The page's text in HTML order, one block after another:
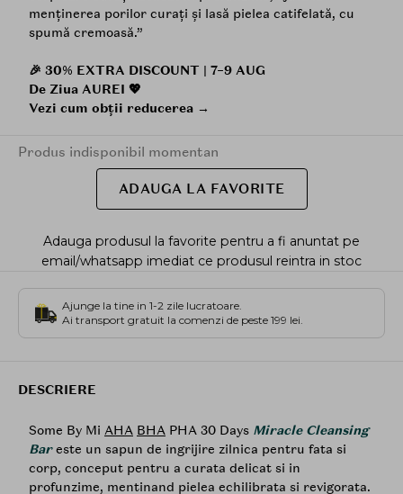
menținerea porilor curați și lasă pielea catifelată, cu
spumă cremoasă.”
🎉 30% EXTRA DISCOUNT | 7–9 AUG
De Ziua AUREI 💖
Vezi cum obții reducerea →
Produs indisponibil momentan
ADAUGA LA FAVORITE
Adauga produsul la favorite pentru a fi anuntat pe
email/whatsapp imediat ce produsul reintra in stoc
Ajunge la tine in 1-2 zile lucratoare.
Ai transport gratuit la comenzi de peste 199 lei.
DESCRIERE
Some By Mi AHA BHA PHA 30 Days Miracle Cleansing
Bareste un sapun de ingrijire zilnica pentru fata si
corp, conceput pentru a curata delicat si in
profunzime, mentinand pielea echilibrata si revigorata.